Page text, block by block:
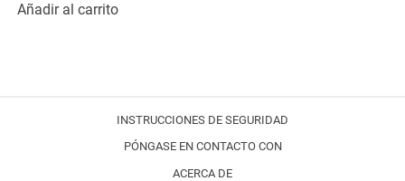
Añadir al carrito
INSTRUCCIONES DE SEGURIDAD
PÓNGASE EN CONTACTO CON
ACERCA DE